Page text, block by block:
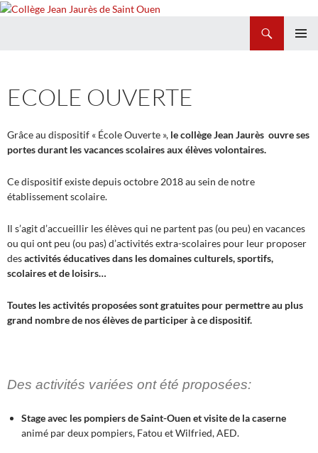
ECOLE OUVERTE
Grâce au dispositif « École Ouverte », le collège Jean Jaurès ouvre ses
portes durant les vacances scolaires aux élèves volontaires.
Ce dispositif existe depuis octobre 2018 au sein de notre
établissement scolaire.
Il s’agit d’accueillir les élèves qui ne partent pas (ou peu) en vacances
ou qui ont peu (ou pas) d’activités extra-scolaires pour leur proposer
desactivités éducatives dans les domaines culturels, sportifs,
scolaires et de loisirs…
Toutes les activités proposées sont gratuites pour permettre au plus
grand nombre de nos élèves de participer à ce dispositif.
Des activités variées ont été proposées:
Stage avec les pompiers de Saint-Ouen et visite de la caserne
animé par deux pompiers, Fatou et Wilfried, AED.